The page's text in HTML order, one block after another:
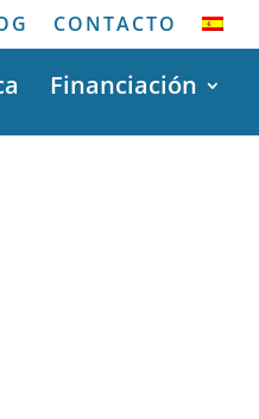
CONTACTO
Financiación